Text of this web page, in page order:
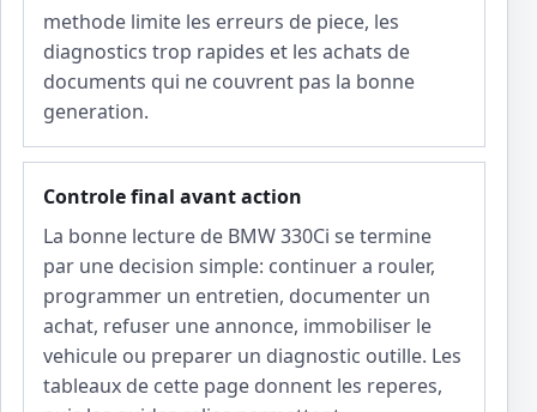
methode limite les erreurs de piece, les
diagnostics trop rapides et les achats de
documents qui ne couvrent pas la bonne
generation.
Controle final avant action
La bonne lecture de BMW 330Ci se termine
par une decision simple: continuer a rouler,
programmer un entretien, documenter un
achat, refuser une annonce, immobiliser le
vehicule ou preparer un diagnostic outille. Les
tableaux de cette page donnent les reperes,